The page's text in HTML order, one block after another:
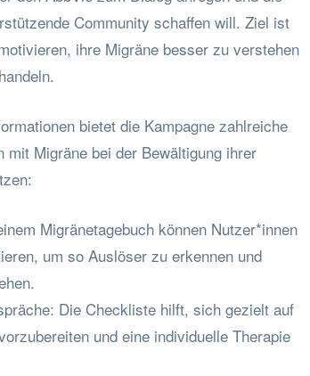
Community schaffen will. Ziel ist
ihre Migräne besser zu verstehen
bietet die Kampagne zahlreiche
mit Migräne bei der Bewältigung ihrer
Migränetagebuch können Nutzer*innen
um so Auslöser zu erkennen und
Die Checkliste hilft, sich gezielt auf
und eine individuelle Therapie